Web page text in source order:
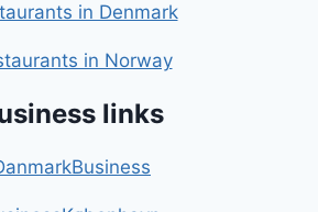
in Denmark
in Norway
links